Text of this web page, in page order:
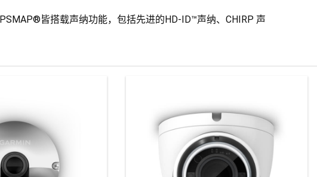
皆搭载声纳功能，包括先进的HD-ID™声纳、CHIRP 声